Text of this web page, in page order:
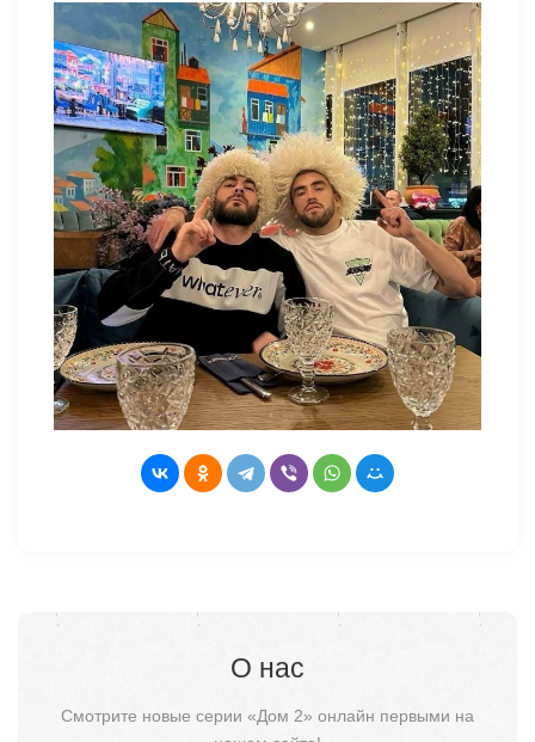
О нас
Смотрите новые серии «Дом 2» онлайн первыми на